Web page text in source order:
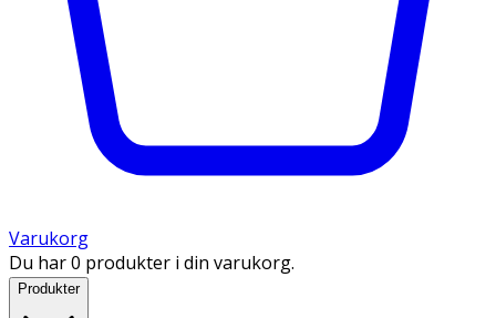
Varukorg
Du har 0 produkter i din varukorg.
Produkter